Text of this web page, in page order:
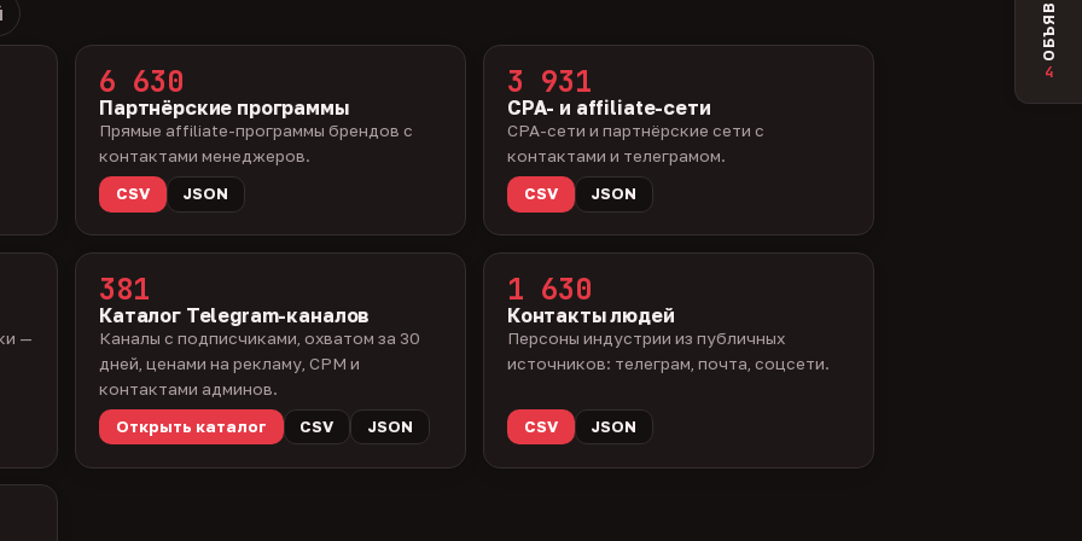
6 630
Партнёрские программы
Прямые affiliate-программы брендов с
контактами менеджеров.
CSV
JSON
3 931
CPA- и affiliate-сети
CPA-сети и партнёрские сети с
контактами и телеграмом.
CSV
JSON
—
381
Каталог Telegram-каналов
Каналы с подписчиками, охватом за 30
дней, ценами на рекламу, CPM и
контактами админов.
Открыть каталог
CSV JSON
1 630
Контакты людей
Персоны индустрии из публичных
источников: телеграм, почта, соцсети.
CSV JSON
4